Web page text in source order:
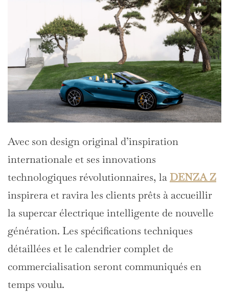
Avec son design original d’inspiration
internationale et ses innovations
technologiques révolutionnaires, laDENZA Z
inspirera et ravira les clients prêts à accueillir
la supercar électrique intelligente de nouvelle
génération. Les spécifications techniques
détaillées et le calendrier complet de
commercialisation seront communiqués en
temps voulu.